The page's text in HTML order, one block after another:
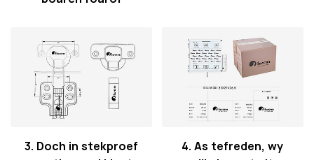
3. Doch in stekproef
4. As tefreden, wy